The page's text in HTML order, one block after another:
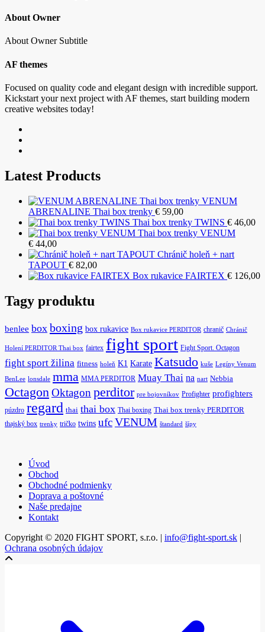
About Owner
About Owner Subtitle
AF themes
Focused on quality code and elegant design with incredible support.
Kickstart your next project with AF themes, start building modern
creative websites today!
Latest Products
VENUM
ABRENALINE Thai box trenky € 59,00
Thai box trenky TWINS € 46,00
Thai box trenky VENUM
€ 44,00
Chránič holeň + nart
TAPOUT € 82,00
Box rukavice FAIRTEX € 126,00
Tagy produktu
benlee box boxing box rukavice Box rukavice PERDITOR chranič Chránič
Holení PERDITOR Thai box fairtex fight sport Fight Sport. Octagon
fight sport žilina fitness holeň K1 Karate Katsudo kuše Legíny Venum
BenLee lonsdale mma MMA PERDITOR Muay Thai na nart Nebbia
Octagon Oktagon perditor pre bojovníkov Profighter profighters
púzdro regard thai thai box Thai boxing Thai box trenky PERDITOR
thajský box trenky tričko twins ufcVENUM štandard šípy
Úvod
Obchod
Obchodné podmienky
Doprava a poštovné
Naše predajne
Kontakt
Copyright © 2020 FIGHT SPORT, s.r.o. | info@fight-sport.sk |
Ochrana osobných údajov